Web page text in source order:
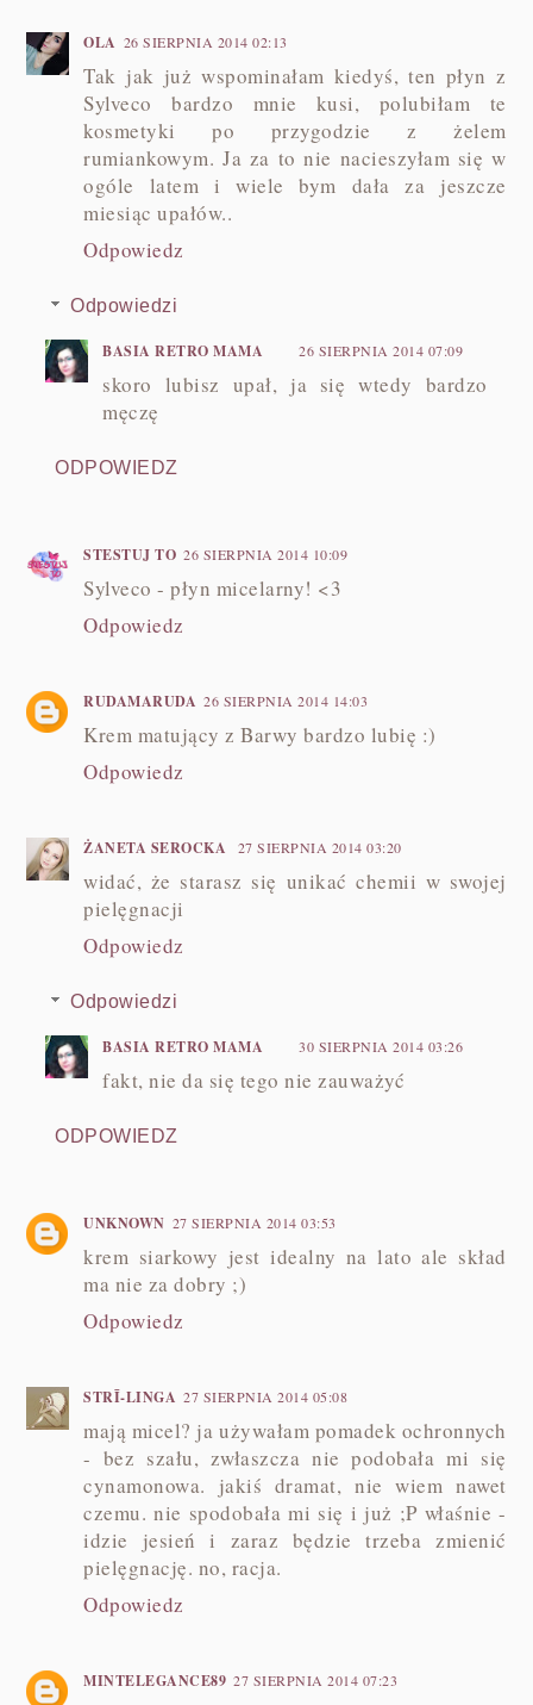
OLA 26 SIERPNIA 2014 02:13
Tak jak już wspominałam kiedyś, ten płyn z
Sylveco bardzo mnie kusi, polubiłam te
kosmetyki po przygodzie z żelem
rumiankowym. Ja za to nie nacieszyłam się w
ogóle latem i wiele bym dała za jeszcze
miesiąc upałów..
Odpowiedz
Odpowiedzi
BASIA RETRO MAMA 26 SIERPNIA 2014 07:09
skoro lubisz upał, ja się wtedy bardzo
męczę
ODPOWIEDZ
STESTUJ TO 26 SIERPNIA 2014 10:09
Sylveco - płyn micelarny! <3
Odpowiedz
RUDAMARUDA 26 SIERPNIA 2014 14:03
Krem matujący z Barwy bardzo lubię :)
Odpowiedz
ŻANETA SEROCKA 27 SIERPNIA 2014 03:20
widać, że starasz się unikać chemii w swojej
pielęgnacji
Odpowiedz
Odpowiedzi
BASIA RETRO MAMA 30 SIERPNIA 2014 03:26
fakt, nie da się tego nie zauważyć
ODPOWIEDZ
UNKNOWN 27 SIERPNIA 2014 03:53
krem siarkowy jest idealny na lato ale skład
ma nie za dobry ;)
Odpowiedz
STRĪ-LINGA 27 SIERPNIA 2014 05:08
mają micel? ja używałam pomadek ochronnych
- bez szału, zwłaszcza nie podobała mi się
cynamonowa. jakiś dramat, nie wiem nawet
czemu. nie spodobała mi się i już ;P właśnie -
idzie jesień i zaraz będzie trzeba zmienić
pielęgnację. no, racja.
Odpowiedz
MINTELEGANCE89 27 SIERPNIA 2014 07:23